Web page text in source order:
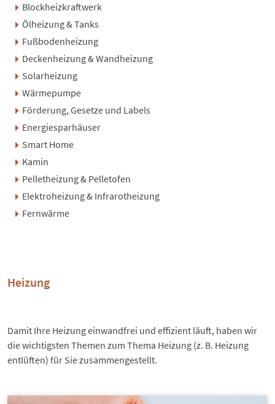
Blockheizkraftwerk
Ölheizung & Tanks
Fußbodenheizung
Deckenheizung & Wandheizung
Solarheizung
Wärmepumpe
Förderung, Gesetze und Labels
Energiesparhäuser
Smart Home
Kamin
Pelletheizung & Pelletofen
Elektroheizung & Infrarotheizung
Fernwärme
Heizung
Damit Ihre Heizung einwandfrei und effizient läuft, haben wir
die wichtigsten Themen zum Thema Heizung (z. B. Heizung
entlüften) für Sie zusammengestellt.